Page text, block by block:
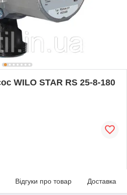
WILO STAR RS 25-8-180
Відгуки про товар Доставка